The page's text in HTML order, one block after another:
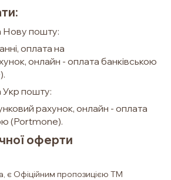
Нову пошту:
оплата на
онлайн - оплата банківською
Укр пошту:
рахунок, онлайн - оплата
(Portmone).
оферти
є Офіційним пропозицією ТМ